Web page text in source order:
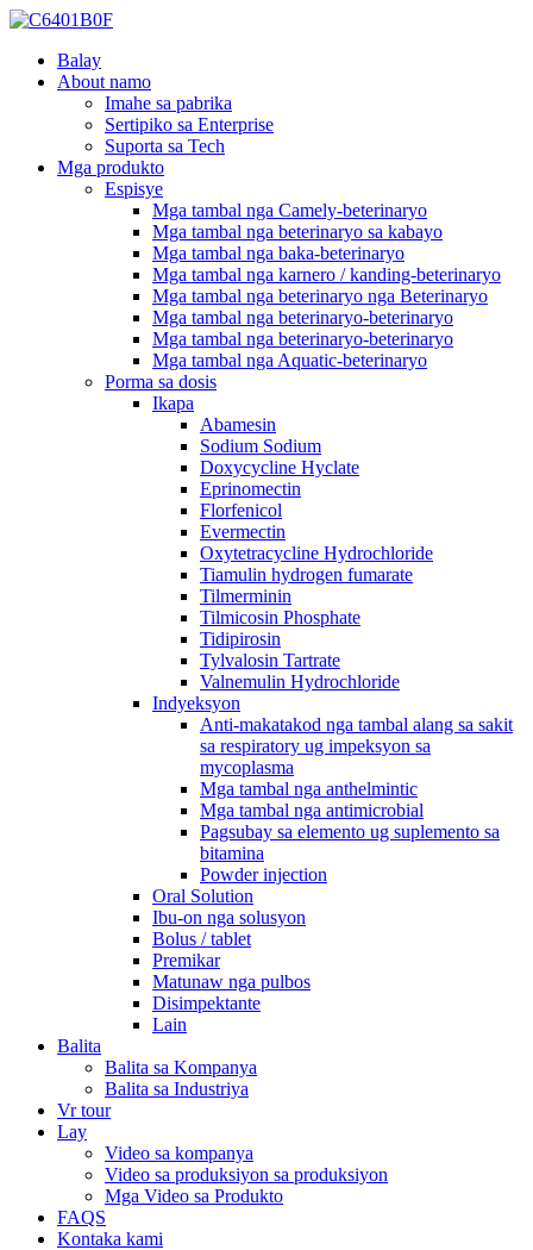
Balay
About namo
Imahe sa pabrika
Sertipiko sa Enterprise
Suporta sa Tech
Mga produkto
Espisye
Mga tambal nga Camely-beterinaryo
Mga tambal nga beterinaryo sa kabayo
Mga tambal nga baka-beterinaryo
Mga tambal nga karnero / kanding-beterinaryo
Mga tambal nga beterinaryo nga Beterinaryo
Mga tambal nga beterinaryo-beterinaryo
Mga tambal nga beterinaryo-beterinaryo
Mga tambal nga Aquatic-beterinaryo
Porma sa dosis
Ikapa
Abamesin
Sodium Sodium
Doxycycline Hyclate
Eprinomectin
Florfenicol
Evermectin
Oxytetracycline Hydrochloride
Tiamulin hydrogen fumarate
Tilmerminin
Tilmicosin Phosphate
Tidipirosin
Tylvalosin Tartrate
Valnemulin Hydrochloride
Indyeksyon
Anti-makatakod nga tambal alang sa sakit
sa respiratory ug impeksyon sa
mycoplasma
Mga tambal nga anthelmintic
Mga tambal nga antimicrobial
Pagsubay sa elemento ug suplemento sa
bitamina
Powder injection
Oral Solution
Ibu-on nga solusyon
Bolus / tablet
Premikar
Matunaw nga pulbos
Disimpektante
Lain
Balita
Balita sa Kompanya
Balita sa Industriya
Vr tour
Lay
Video sa kompanya
Video sa produksiyon sa produksiyon
Mga Video sa Produkto
FAQS
Kontaka kami